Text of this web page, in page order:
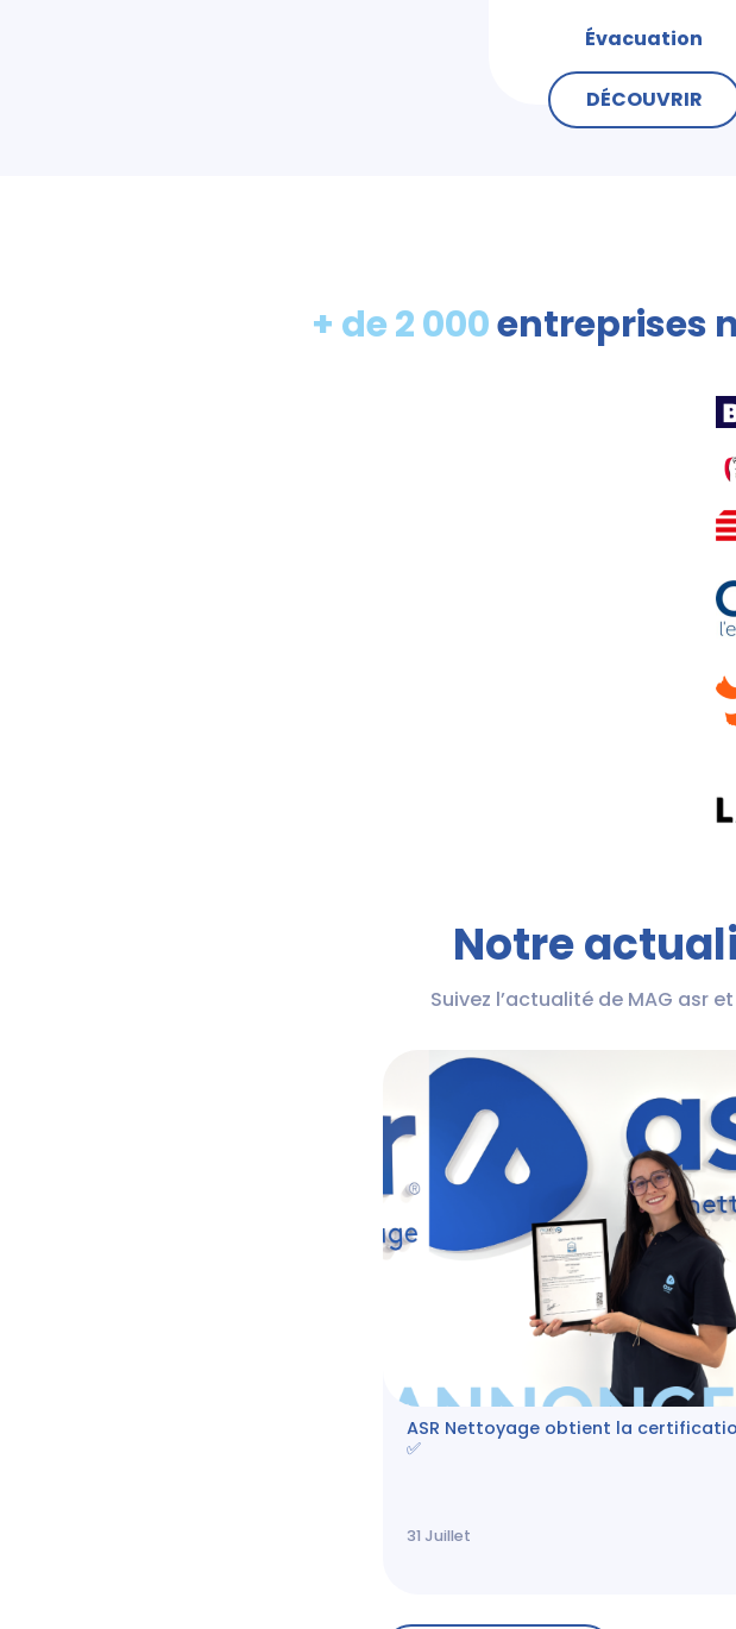
Évacuation
DÉCOUVRIR
+ de 2 000entreprises
Notre
Suivez l’actualité de MAG asr
ASR Nettoyage obtient la
✅
31 Juillet